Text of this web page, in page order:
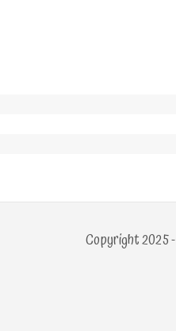
Copyright 2025 -